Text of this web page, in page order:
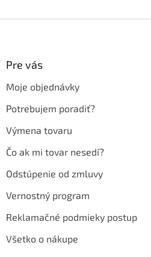
Pre vás
Moje objednávky
Potrebujem poradiť?
Výmena tovaru
Čo ak mi tovar nesedí?
Odstúpenie od zmluvy
Vernostný program
Reklamačné podmieky postup
Všetko o nákupe